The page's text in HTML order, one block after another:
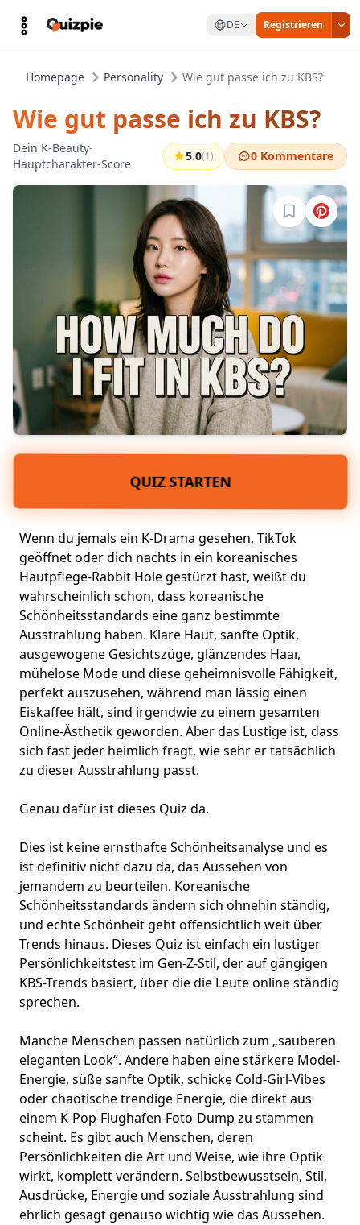
DE Registrieren
Homepage Personality Wie gut passe ich zu KBS?
Wie gut passe ich zu KBS?
Dein K-Beauty-
Hauptcharakter-Score
5.0(1) 0 Kommentare
Melde dich
QUIZ STARTEN
Wenn du jemals ein K-Drama gesehen, TikTok
geöffnet oder dich nachts in ein koreanisches
Hautpflege-Rabbit Hole gestürzt hast, weißt du
wahrscheinlich schon, dass koreanische
Schönheitsstandards eine ganz bestimmte
Ausstrahlung haben. Klare Haut, sanfte Optik,
ausgewogene Gesichtszüge, glänzendes Haar,
mühelose Mode und diese geheimnisvolle Fähigkeit,
perfekt auszusehen, während man lässig einen
Eiskaffee hält, sind irgendwie zu einem gesamten
Online-Ästhetik geworden. Aber das Lustige ist, dass
sich fast jeder heimlich fragt, wie sehr er tatsächlich
zu dieser Ausstrahlung passt.
Genau dafür ist dieses Quiz da.
Dies ist keine ernsthafte Schönheitsanalyse und es
ist definitiv nicht dazu da, das Aussehen von
jemandem zu beurteilen. Koreanische
Schönheitsstandards ändern sich ohnehin ständig,
und echte Schönheit geht offensichtlich weit über
Trends hinaus. Dieses Quiz ist einfach ein lustiger
Persönlichkeitstest im Gen-Z-Stil, der auf gängigen
KBS-Trends basiert, über die die Leute online ständig
sprechen.
Manche Menschen passen natürlich zum „sauberen
eleganten Look“. Andere haben eine stärkere Model-
Energie, süße sanfte Optik, schicke Cold-Girl-Vibes
oder chaotische trendige Energie, die direkt aus
einem K-Pop-Flughafen-Foto-Dump zu stammen
scheint. Es gibt auch Menschen, deren
Persönlichkeiten die Art und Weise, wie ihre Optik
wirkt, komplett verändern. Selbstbewusstsein, Stil,
Ausdrücke, Energie und soziale Ausstrahlung sind
ehrlich gesagt genauso wichtig wie das Aussehen.